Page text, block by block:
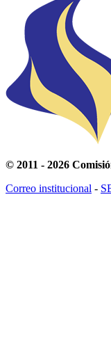
© 2011 - 2026
Correo institucional -